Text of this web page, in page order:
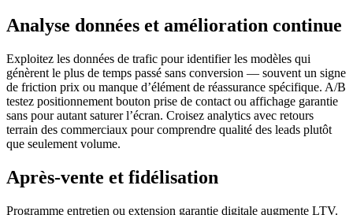
Analyse données et amélioration continue
Exploitez les données de trafic pour identifier les modèles qui
génèrent le plus de temps passé sans conversion — souvent un signe
de friction prix ou manque d’élément de réassurance spécifique. A/B
testez positionnement bouton prise de contact ou affichage garantie
sans pour autant saturer l’écran. Croisez analytics avec retours
terrain des commerciaux pour comprendre qualité des leads plutôt
que seulement volume.
Après-vente et fidélisation
Programme entretien ou extension garantie digitale augmente LTV.